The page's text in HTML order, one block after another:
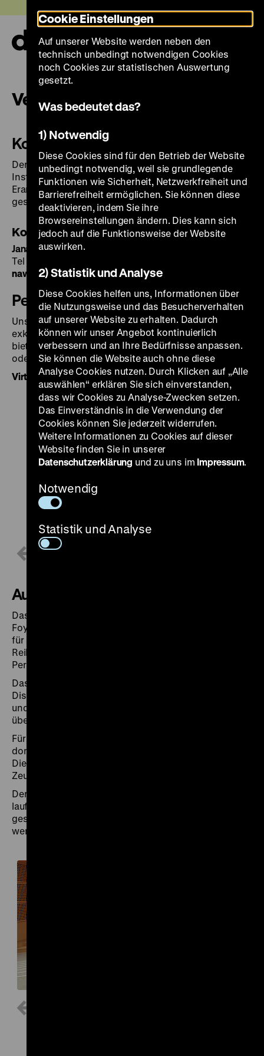
zum
Seiteninhalt
springen
Vermietung
Kommerzielle Vermietung
Der Zeughaushof ist für notwendige
Instandsetzungen des Zeughauses und für die
Erarbeitung der neuen Ständigen Ausstellung
geschlossen.
Kontakt
Jana Nawrot
Tel +49 30 20304-151
nawrot@dhm.de
Pei-Bau Foyer
Unsere Räume bieten vielseitige Möglichkeiten für
exklusive Veranstaltungen. Das Foyer des Pei-Baus
bietet Raum für festliche Empfänge, sei es als Auftakt
oder Ausklang Ihrer Veranstaltung.
Virtueller Besuch bei Google Arts & Culture
Auditorium
Das Auditorium im Pei-Bau ist über das großzügige
Foyer zu erreichen kann je nach verfügbarer Kapazität
für ausgewählte Veranstaltungen gemietet werden. Die
Reihenbestuhlung bietet Sitzmöglichkeiten für 57
Personen.
Das Podium kann je nach Veranstaltung für
Diskussionen und Vorträge mit Rednerpult, Stühlen
und Tischen ausgestattet werden. Der Raum verfügt
über moderne Präsentationstechnik.
Für Abendveranstaltungen steht das Auditorium nur
donnerstags zur Verfügung, da von Freitag bis
Dienstag das reguläre Filmprogramm des
Zeughauskinos gezeigt wird.
Der Kinosaal des Zeughauskinos ist aufgrund der
laufenden Sanierungsarbeiten im Zeughaus aktuell
geschlossen und kann bis auf Weiteres nicht genutzt
werden.
Cookie Einstellungen
Auf unserer Website werden neben den
technisch unbedingt notwendigen Cookies
noch Cookies zur statistischen Auswertung
gesetzt.
Was bedeutet das?
1) Notwendig
Diese Cookies sind für den Betrieb der Website
unbedingt notwendig, weil sie grundlegende
Funktionen wie Sicherheit, Netzwerkfreiheit und
Barrierefreiheit ermöglichen. Sie können diese
deaktivieren, indem Sie ihre
Browsereinstellungen ändern. Dies kann sich
jedoch auf die Funktionsweise der Website
auswirken.
2) Statistik und Analyse
Diese Cookies helfen uns, Informationen über
die Nutzungsweise und das Besucherverhalten
auf unserer Website zu erhalten. Dadurch
können wir unser Angebot kontinuierlich
verbessern und an Ihre Bedürfnisse anpassen.
Sie können die Website auch ohne diese
Analyse Cookies nutzen. Durch Klicken auf „Alle
auswählen“ erklären Sie sich einverstanden,
dass wir Cookies zu Analyse-Zwecken setzen.
Das Einverständnis in die Verwendung der
Cookies können Sie jederzeit widerrufen.
Weitere Informationen zu Cookies auf dieser
Website finden Sie in unserer
Datenschutzerklärung und zu uns im Impressum.
Notwendig
Statistik und Analyse